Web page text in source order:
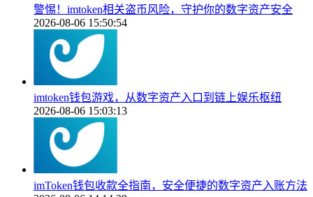
警惕！imtoken相关盗币风险，守护你的数字资产安全
2026-08-06 15:50:54
imtoken钱包游戏，从数字资产入口到链上娱乐枢纽
2026-08-06 15:03:13
imToken钱包收款全指南，安全便捷的数字资产入账方法